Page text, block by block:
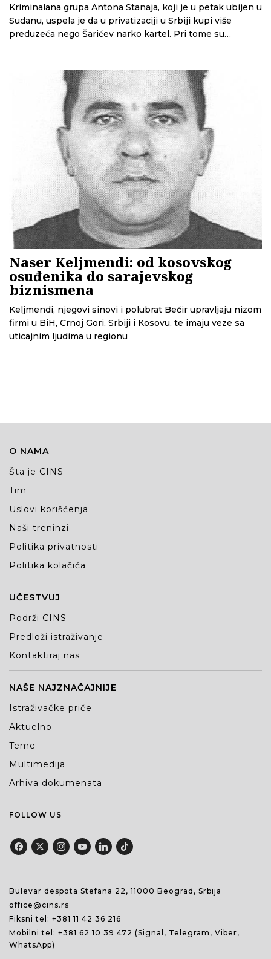
Kriminalana grupa Antona Stanaja, koji je u petak ubijen u
Sudanu, uspela je da u privatizaciji u Srbiji kupi više
preduzeća nego Šarićev narko kartel. Pri tome su
Naser Keljmendi: od kosovskog
osuđenika do sarajevskog
biznismena
Keljmendi, njegovi sinovi i polubrat Bećir upravljaju nizom
firmi u BiH, Crnoj Gori, Srbiji i Kosovu, te imaju veze sa
uticajnim ljudima u regionu
O NAMA
Šta je CINS
Tim
Uslovi korišćenja
Naši treninzi
Politika privatnosti
Politika kolačića
UČESTVUJ
Podrži CINS
Predloži istraživanje
Kontaktiraj nas
NAŠE NAJZNAČAJNIJE
Istraživačke priče
Aktuelno
Teme
Multimedija
Arhiva dokumenata
FOLLOW US
Bulevar despota Stefana 22, 11000 Beograd, Srbija
office@cins.rs
Fiksni tel: +381 11 42 36 216
Mobilni tel: +381 62 10 39 472 (Signal, Telegram, Viber,
WhatsApp)